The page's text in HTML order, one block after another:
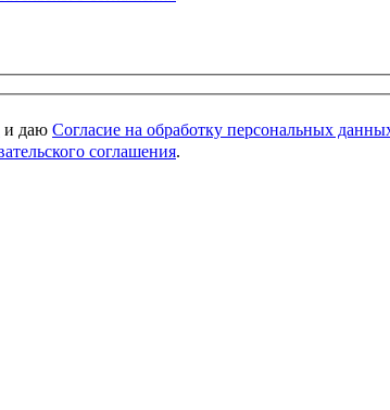
и даю Согласие на обработку персональных
соглашения.